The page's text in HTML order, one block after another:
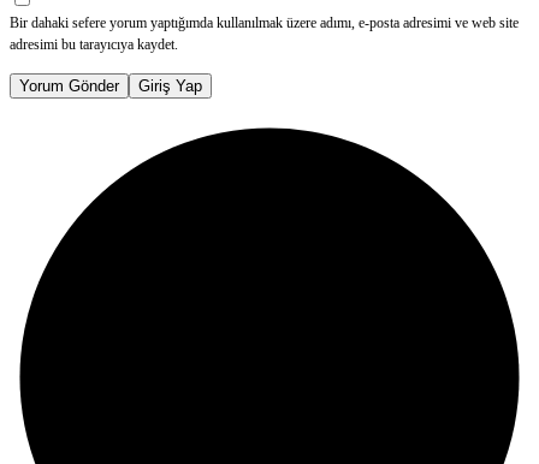
Bir dahaki sefere yorum yaptığımda kullanılmak üzere adımı, e-posta adresimi ve web site
adresimi bu tarayıcıya kaydet.
Yorum Gönder Giriş Yap